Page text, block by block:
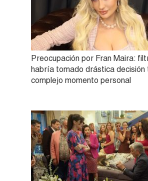
Preocupación por Fran Maira:
habría tomado drástica decisión
complejo momento personal